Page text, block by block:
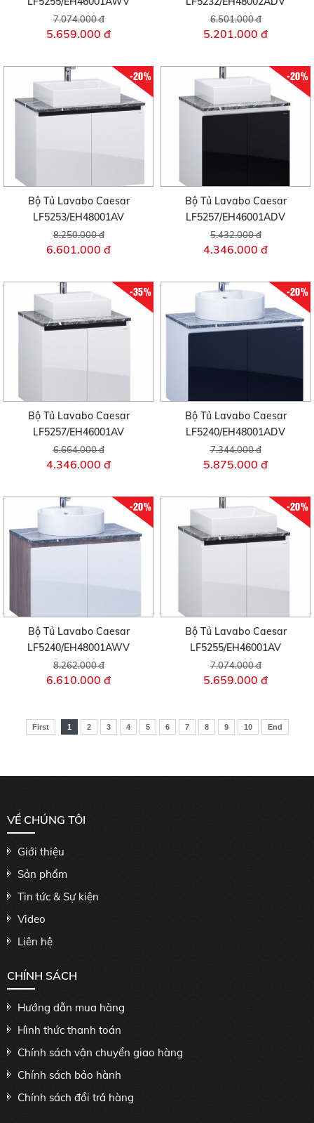
7.074.000 đ
5.659.000 đ
6.501.000 đ
5.201.000 đ
-20%
Bộ Tủ Lavabo Caesar
LF5253/EH48001AV
8.250.000 đ
6.601.000 đ
-20%
Bộ Tủ Lavabo Caesar
LF5257/EH46001ADV
5.432.000 đ
4.346.000 đ
-35%
Bộ Tủ Lavabo Caesar
LF5257/EH46001AV
6.664.000 đ
4.346.000 đ
-20%
Bộ Tủ Lavabo Caesar
LF5240/EH48001ADV
7.344.000 đ
5.875.000 đ
-20%
Bộ Tủ Lavabo Caesar
LF5240/EH48001AWV
8.262.000 đ
6.610.000 đ
-20%
Bộ Tủ Lavabo Caesar
LF5255/EH46001AV
7.074.000 đ
5.659.000 đ
First 1 2 3 4 5 6 7 8 9 10 End
VỀ CHÚNG TÔI
Giới thiệu
Sản phẩm
Tin tức & Sự kiện
Video
Liên hệ
CHÍNH SÁCH
Hướng dẫn mua hàng
Hình thức thanh toán
Chính sách vận chuyển giao hàng
Chính sách bảo hành
Chính sách đổi trả hàng